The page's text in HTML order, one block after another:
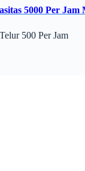
5000 Per Jam
500 Per Jam